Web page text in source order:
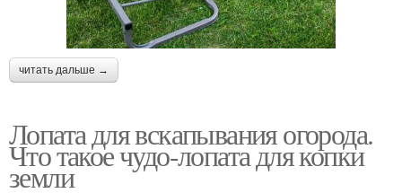
читать дальше →
Лопата для вскапывания огорода.
Что такое чудо-лопата для копки
земли